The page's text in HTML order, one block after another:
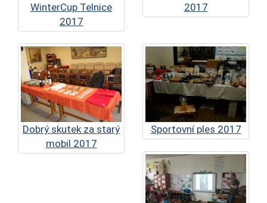
WinterCup Telnice
2017
2017
Dobrý skutek za starý
mobil 2017
Sportovní ples 2017